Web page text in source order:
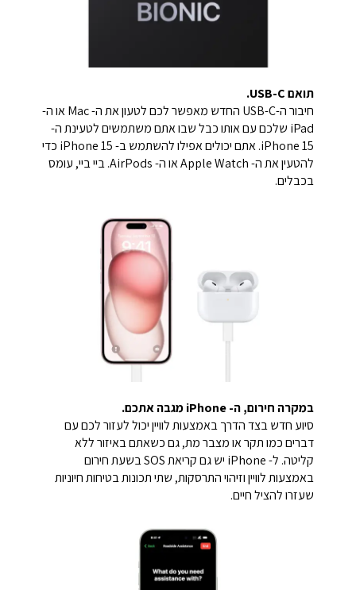
תואם USB-C.
חיבור ה-USB-C החדש מאפשר לכם לטעון את ה- Mac או ה-
iPad שלכם עם אותו כבל שבו אתם משתמשים לטעינת ה-
iPhone 15. אתם יכולים אפילו להשתמש ב- iPhone 15 כדי
להטעין את ה- Apple Watch או ה- AirPods. ביי ביי, עומס
בכבלים.
במקרה חירום, ה- iPhone מגבה אתכם.
סיוע חדש בצד הדרך באמצעות לוויין יכול לעזור לכם עם
דברים כמו תקר או מצבר מת, גם כשאתם באיזור ללא
קליטה. ל- iPhone יש גם קריאת SOS בשעת חירום
באמצעות לוויין וזיהוי התרסקות, שתי תכונות בטיחות חיוניות
שעזרו להציל חיים.